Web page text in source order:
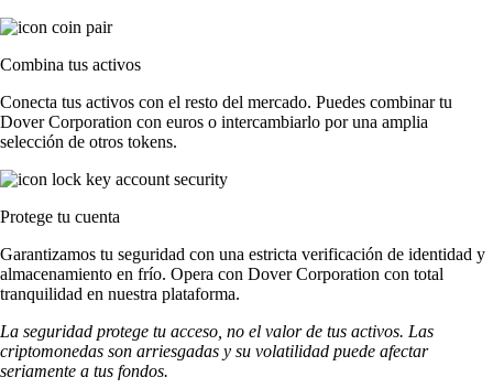
Combina tus activos
Conecta tus activos con el resto del mercado. Puedes combinar tu
Dover Corporation con euros o intercambiarlo por una amplia
selección de otros tokens.
Protege tu cuenta
Garantizamos tu seguridad con una estricta verificación de identidad y
almacenamiento en frío. Opera con Dover Corporation con total
tranquilidad en nuestra plataforma.
La seguridad protege tu acceso, no el valor de tus activos. Las
criptomonedas son arriesgadas y su volatilidad puede afectar
seriamente a tus fondos.